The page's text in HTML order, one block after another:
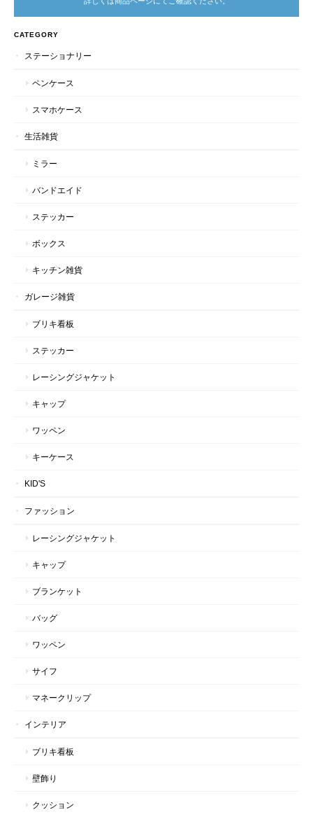
CATEGORY
ステーショナリー
ペンケース
スマホケース
生活雑貨
ミラー
バンドエイド
ステッカー
ボックス
キッチン雑貨
ガレージ雑貨
ブリキ看板
ステッカー
レーシングジャケット
キャップ
ワッペン
キーケース
KID'S
ファッション
レーシングジャケット
キャップ
ブランケット
バッグ
ワッペン
サイフ
マネークリップ
インテリア
ブリキ看板
壁飾り
クッション